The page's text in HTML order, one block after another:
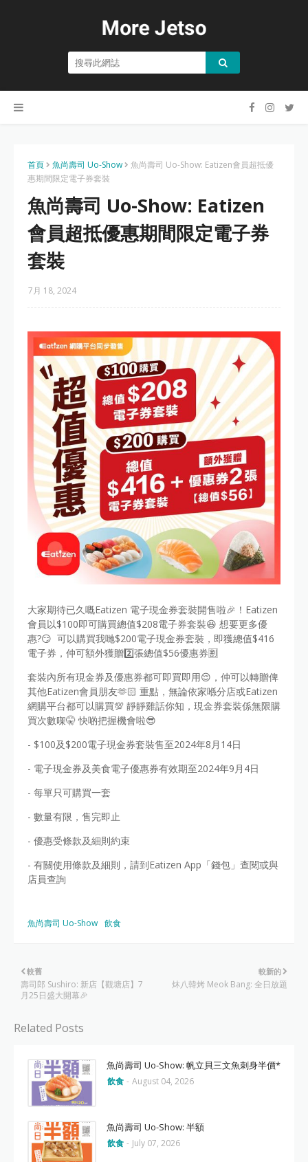
首頁 魚尚壽司 Uo-Show
魚尚壽司 Uo-Show: Eatizen會員超抵優
惠期間限定電子券套裝
魚尚壽司 Uo-Show: Eatizen
會員超抵優惠期間限定電子券
套裝
7月 18, 2024
大家期待已久嘅Eatizen 電子現金券套裝開售啦🎉！Eatizen
會員以$100即可購買總值$208電子券套裝😆 想要更多優
惠?😏 可以購買我哋$200電子現金券套裝，即獲總值$416
電子券，仲可額外獲贈2️⃣張總值$56優惠券🈹
套裝內所有現金券及優惠券都可即買即用😌，仲可以轉贈俾
其他Eatizen會員朋友🫶🏻 重點，無論依家喺分店或Eatizen
網購平台都可以購買💯 靜靜雞話你知，現金券套裝係無限購
買次數㗎🤫 快啲把握機會啦😎
- $100及$200電子現金券套裝售至2024年8月14日
- 電子現金券及美食電子優惠券有效期至2024年9月4日
- 每單只可購買一套
- 數量有限，售完即止
- 優惠受條款及細則約束
- 有關使用條款及細則，請到Eatizen App「錢包」查閱或與
店員查詢
魚尚壽司 Uo-Show 飲食
較新的
炑八韓烤 Meok Bang: 全日放題
較舊
壽司郎 Sushiro: 新店【觀塘店】7
月25日盛大開幕🎉
Related Posts
魚尚壽司 Uo-Show: 帆立貝三文魚刺身半價*
飲食 - August 04, 2026
魚尚壽司 Uo-Show: 半額
飲食 - July 07, 2026